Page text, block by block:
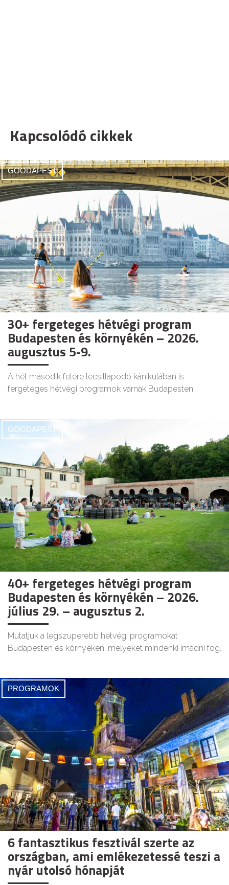
Kapcsolódó cikkek
GOODAPEST
30+ fergeteges hétvégi program
Budapesten és környékén – 2026.
augusztus 5-9.
A hét második felére lecsillapodó kánikulában is
fergeteges hétvégi programok várnak Budapesten.
GOODAPEST
40+ fergeteges hétvégi program
Budapesten és környékén – 2026.
július 29. – augusztus 2.
Mutatjuk a legszuperebb hétvégi programokat
Budapesten és környékén, melyeket mindenki imádni fog.
PROGRAMOK
6 fantasztikus fesztivál szerte az
országban, ami emlékezetessé teszi a
nyár utolsó hónapját